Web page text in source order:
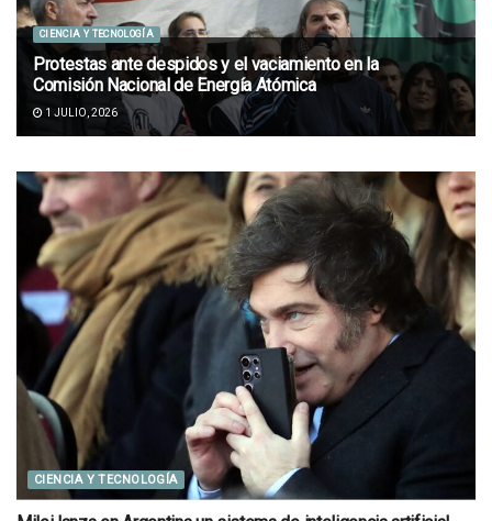
CIENCIA Y TECNOLOGÍA
Protestas ante despidos y el vaciamiento en la
Comisión Nacional de Energía Atómica
1 JULIO, 2026
CIENCIA Y TECNOLOGÍA